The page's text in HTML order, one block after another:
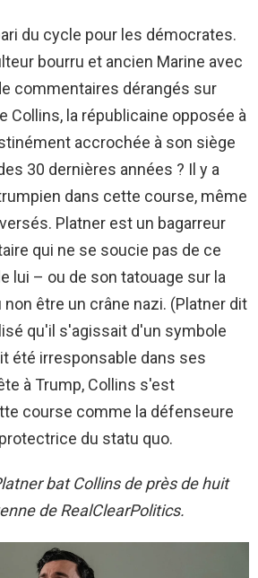
du cycle pour les démocrates.
bourru et ancien Marine avec
commentaires dérangés sur
Collins, la républicaine opposée à
accrochée à son siège
30 dernières années ? Il y a
dans cette course, même
Platner est un bagarreur
qui ne se soucie pas de ce
lui – ou de son tatouage sur la
être un crâne nazi. (Platner dit
qu'il s'agissait d'un symbole
été irresponsable dans ses
à Trump, Collins s'est
course comme la défenseure
du statu quo.
bat Collins de près de huit
de RealClearPolitics.